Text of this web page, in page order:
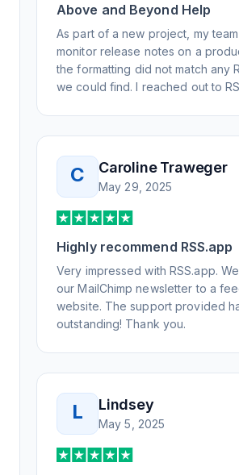
Above and Beyond Help
As part of a new project, my
monitor release notes on a
the formatting did not match any
we could find. I reached out to
day, but I spoke to someone
knowledgeable, kind, and clearly
understand the issue. It has been
weeks, but after many revisions
support, all of my release notes
that my users understand and find
Honestly, it has been an
experience, and I will be pushing
know to RSS.app for their RSS
C Caroline Traweger
May 29, 2025
Highly recommend RSS.app
Very impressed with RSS.app.
our MailChimp newsletter to a
website. The support provided
outstanding! Thank you.
L Lindsey
May 5, 2025